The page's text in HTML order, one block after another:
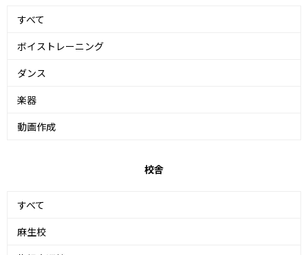
すべて
ボイストレーニング
ダンス
楽器
動画作成
校舎
すべて
麻生校